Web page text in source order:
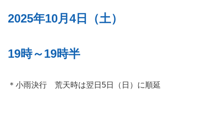
2025年10月4日（土）
19時～19時半
＊小雨決行 荒天時は翌日5日（日）に順延